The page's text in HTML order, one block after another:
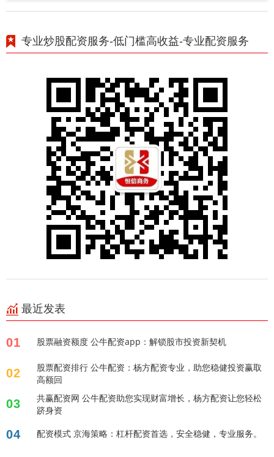
专业炒股配资服务-低门槛高收益-专业配资服务
最近发表
01 股票融资额度 公牛配资app：解锁股市投资新契机
02
股票配资排行 公牛配资：杨方配资专业，助您稳健投资赢取
高额回
03
共赢配资网 公牛配资助您实现财富增长，杨方配资让您轻松
跻身资
04 配资模式 京海策略：杠杆配资首选，安全稳健，专业服务。